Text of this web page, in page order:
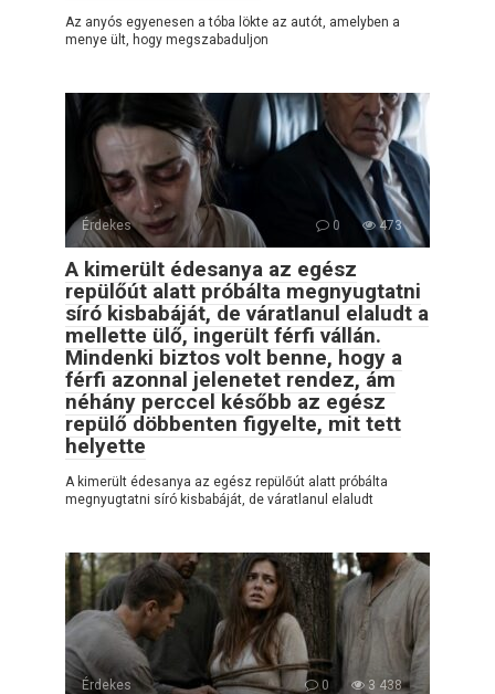
Az anyós egyenesen a tóba lökte az autót, amelyben a
menye ült, hogy megszabaduljon
Érdekes 0 473
A kimerült édesanya az egész
repülőút alatt próbálta megnyugtatni
síró kisbabáját, de váratlanul elaludt a
mellette ülő, ingerült férfi vállán.
Mindenki biztos volt benne, hogy a
férfi azonnal jelenetet rendez, ám
néhány perccel később az egész
repülő döbbenten figyelte, mit tett
helyette
A kimerült édesanya az egész repülőút alatt próbálta
megnyugtatni síró kisbabáját, de váratlanul elaludt
Érdekes 0 3 438